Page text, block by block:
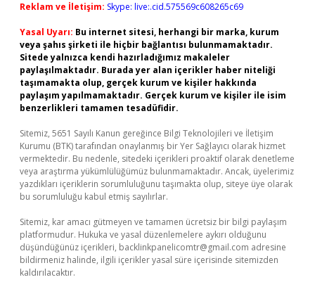
Reklam ve İletişim: Skype: live:.cid.575569c608265c69
Yasal Uyarı: Bu internet sitesi, herhangi bir marka, kurum
veya şahıs şirketi ile hiçbir bağlantısı bulunmamaktadır.
Sitede yalnızca kendi hazırladığımız makaleler
paylaşılmaktadır. Burada yer alan içerikler haber niteliği
taşımamakta olup, gerçek kurum ve kişiler hakkında
paylaşım yapılmamaktadır. Gerçek kurum ve kişiler ile isim
benzerlikleri tamamen tesadüfidir.
Sitemiz, 5651 Sayılı Kanun gereğince Bilgi Teknolojileri ve İletişim
Kurumu (BTK) tarafından onaylanmış bir Yer Sağlayıcı olarak hizmet
vermektedir. Bu nedenle, sitedeki içerikleri proaktif olarak denetleme
veya araştırma yükümlülüğümüz bulunmamaktadır. Ancak, üyelerimiz
yazdıkları içeriklerin sorumluluğunu taşımakta olup, siteye üye olarak
bu sorumluluğu kabul etmiş sayılırlar.
Sitemiz, kar amacı gütmeyen ve tamamen ücretsiz bir bilgi paylaşım
platformudur. Hukuka ve yasal düzenlemelere aykırı olduğunu
düşündüğünüz içerikleri, backlinkpanelicomtr@gmail.com adresine
bildirmeniz halinde, ilgili içerikler yasal süre içerisinde sitemizden
kaldırılacaktır.